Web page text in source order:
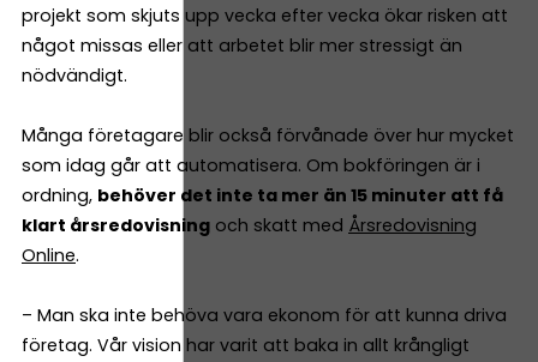
projekt som skjuts upp vecka efter vecka ökar risken att
något missas eller att arbetet blir mer stressigt än
nödvändigt.
Många företagare blir också förvånade över hur mycket
som idag går att automatisera. Om bokföringen är i
ordning, behöver det inte ta mer än 15 minuter att få
klart årsredovisning och skatt med Årsredovisning
Online.
– Man ska inte behöva vara ekonom för att kunna driva
företag. Vår vision har varit att baka in allt krångligt